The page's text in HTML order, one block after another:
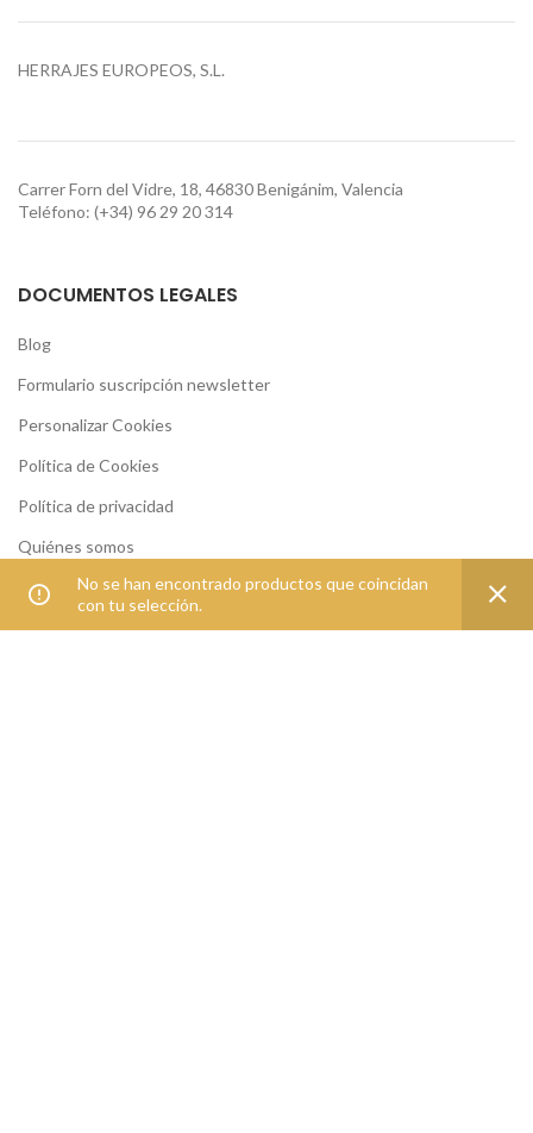
No se han encontrado productos que coincidan
con tu selección.
HERRAJES EUROPEOS, S.L.
Carrer Forn del Vidre, 18, 46830 Benigánim, Valencia
Teléfono: (+34) 96 29 20 314
DOCUMENTOS LEGALES
Blog
Formulario suscripción newsletter
Personalizar Cookies
Política de Cookies
Política de privacidad
Quiénes somos
Términos y condiciones de uso